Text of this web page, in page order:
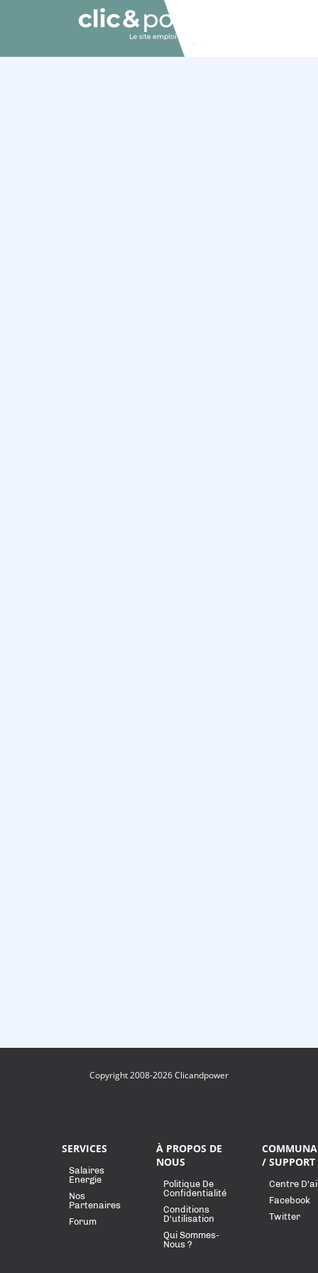
Copyright 2008-2026 Clicandpower
SERVICES
Salaires
Energie
Nos
Partenaires
Forum
À PROPOS DE
NOUS
Politique De
Confidentialité
Conditions
D'utilisation
Qui Sommes-
Nous ?
/ SUPPORT
Centre
Facebook
Twitter